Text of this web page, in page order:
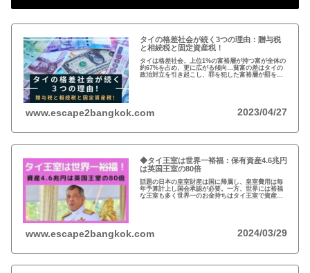
タイの格差社会が続く3つの理由：贈与税
と相続税と固定資産税！
タイは格差社会、上位1%の富裕層が持つ富が全体の
約67%を占め、更に広がる傾向…貧富の差はタイの
政治対立を引き起こし、罪を犯した富裕層が罰を免
www.escape2bangkok.com 2023/04/27
◆タイ王室は世界一裕福：保有資産4.6兆円
は英国王室の80倍
話題の日本の皇室財産は国に帰属し、皇室費用は毎
年予算計上し国会承認が必要。一方、世界には裕福
な王室も多く世界一のお金持ちはタイ王室で資産は
www.escape2bangkok.com 2024/03/29